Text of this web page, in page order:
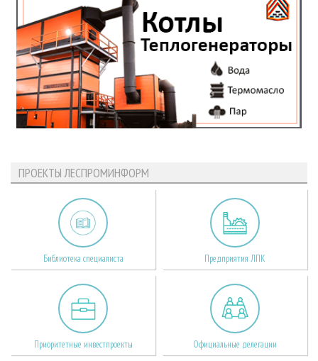
ПРОЕКТЫ ЛЕСПРОМИНФОРМ
Библиотека специалиста Предприятия ЛПК
Приоритетные инвестпроекты Официальные делегации